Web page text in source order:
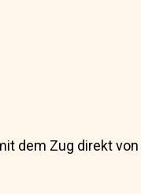
dem Zug direkt von